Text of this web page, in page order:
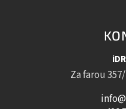
Za farou